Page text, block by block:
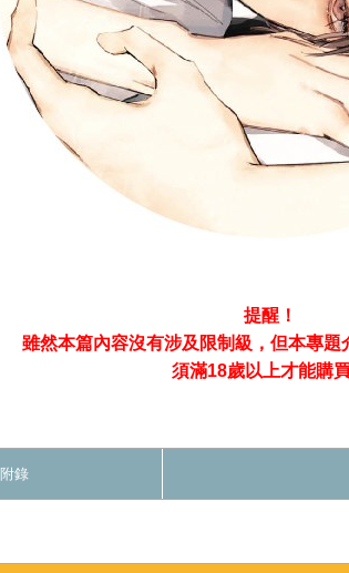
提醒！
雖然本篇內容沒有涉及限制級， 但本專題
須滿18歲以上才能購買
附錄